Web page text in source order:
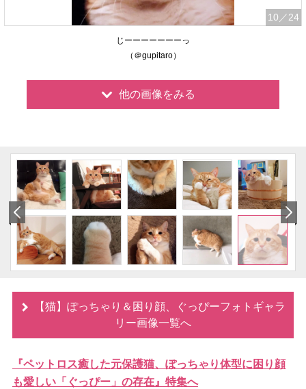
10 ／24
じーーーーーーーっ
（＠gupitaro）
他の画像をみる
【猫】ぽっちゃり＆困り顔、ぐっぴーフォトギャラ
リー画像一覧へ
『ペットロス癒した元保護猫、ぽっちゃり体型に困り顔
も愛しい「ぐっぴー」の存在』特集へ